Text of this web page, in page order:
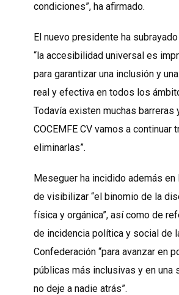
condiciones”, ha afirmado.
El nuevo presidente ha
“la accesibilidad universal es
para garantizar una inclusión y
real y efectiva en todos los
Todavía existen muchas barreras
COCEMFE CV vamos a continuar
eliminarlas”.
Meseguer ha incidido además en
de visibilizar “el binomio de la
física y orgánica”, así como de
de incidencia política y social de
Confederación “para avanzar en
públicas más inclusivas y en una
no deje a nadie atrás”.